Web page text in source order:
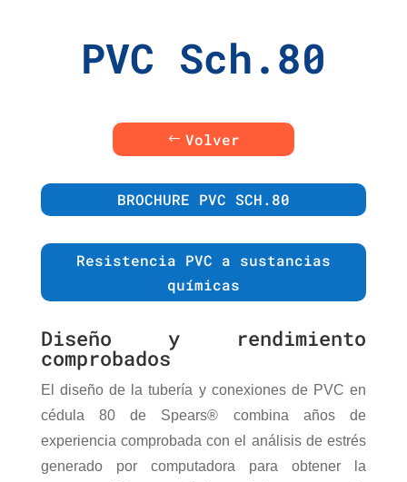
PVC Sch.80
Volver
BROCHURE PVC SCH.80
Resistencia PVC a sustancias
químicas
Diseño y rendimiento
comprobados
El diseño de la tubería y conexiones de PVC en
cédula 80 de Spears® combina años de
experiencia comprobada con el análisis de estrés
generado por computadora para obtener la